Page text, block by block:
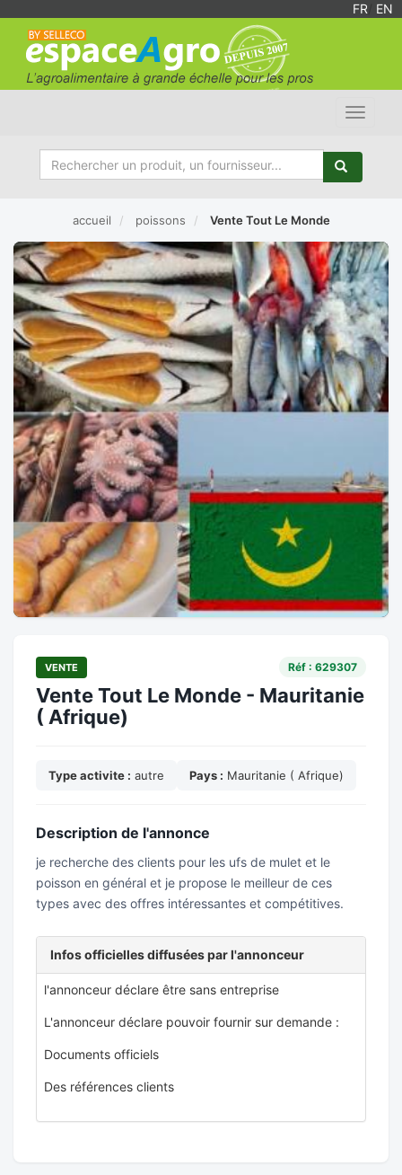
FR EN
Toggle
accueil poissons Vente Tout Le Monde
VENTE Réf : 629307
Vente Tout Le Monde - Mauritanie
( Afrique)
Type activite : autre Pays : Mauritanie ( Afrique)
Description de l'annonce
je recherche des clients pour les ufs de mulet et le
poisson en général et je propose le meilleur de ces
types avec des offres intéressantes et compétitives.
Infos officielles diffusées par l'annonceur
l'annonceur déclare être sans entreprise
L'annonceur déclare pouvoir fournir sur demande :
Documents officiels
Des références clients